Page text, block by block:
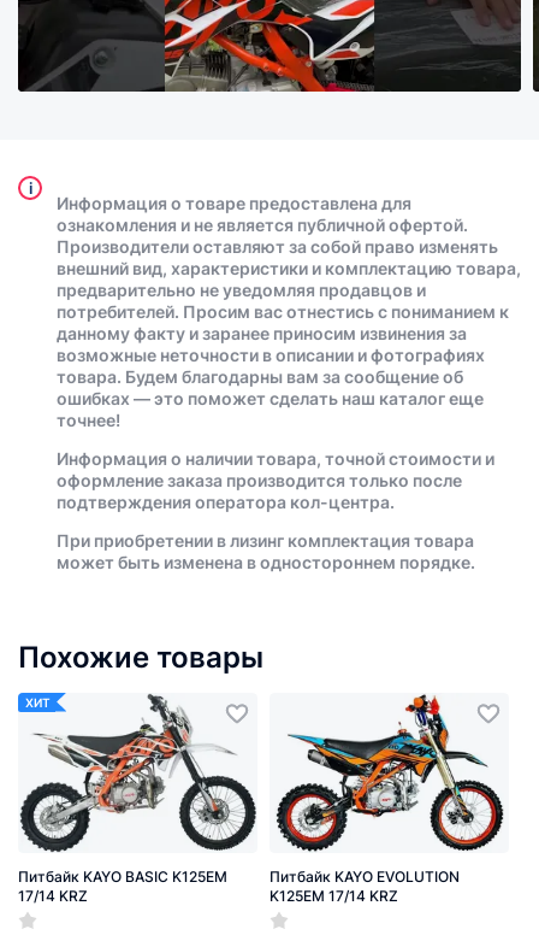
i
Информация о товаре предоставлена для
ознакомления и не является публичной офертой.
Производители оставляют за собой право изменять
внешний вид, характеристики и комплектацию товара,
предварительно не уведомляя продавцов и
потребителей. Просим вас отнестись с пониманием к
данному факту и заранее приносим извинения за
возможные неточности в описании и фотографиях
товара. Будем благодарны вам за сообщение об
ошибках — это поможет сделать наш каталог еще
точнее!
Информация о наличии товара, точной стоимости и
оформление заказа производится только после
подтверждения оператора кол-центра.
При приобретении в лизинг комплектация товара
может быть изменена в одностороннем порядке.
Похожие товары
ХИТ
Питбайк KAYO BASIC K125EM
17/14 KRZ
Питбайк KAYO EVOLUTION
K125EM 17/14 KRZ